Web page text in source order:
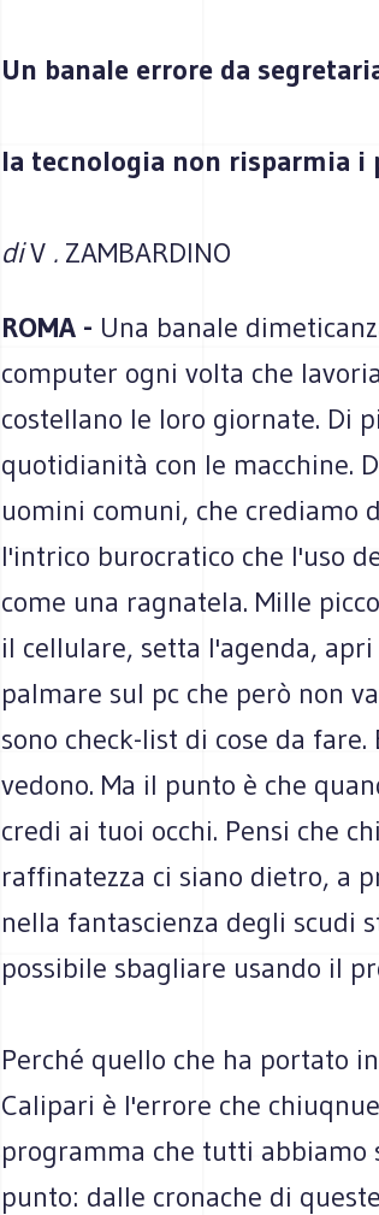
Un banale errore da
la tecnologia non risparmia i
diV . ZAMBARDINO
ROMA - Una banale
computer ogni volta che
costellano le loro giornate. Di
quotidianità con le macchine.
uomini comuni, che crediamo
l'intrico burocratico che l'uso
come una ragnatela. Mille
il cellulare, setta l'agenda,
palmare sul pc che però non
sono check-list di cose da
vedono. Ma il punto è che
credi ai tuoi occhi. Pensi che
raffinatezza ci siano dietro, a
nella fantascienza degli scudi
possibile sbagliare usando il
Perché quello che ha portato
Calipari è l'errore che
programma che tutti abbiamo
punto: dalle cronache di